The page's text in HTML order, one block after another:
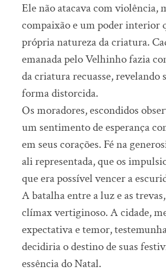
Ele não atacava com violência,
compaixão e um poder interior
própria natureza da criatura.
emanada pelo Velhinho fazia
da criatura recuasse, revelando
forma distorcida.
Os moradores, escondidos
um sentimento de esperança
em seus corações. Fé na
ali representada, que os
que era possível vencer a
A batalha entre a luz e as
clímax vertiginoso. A cidade,
expectativa e temor,
decidiria o destino de suas
essência do Natal.